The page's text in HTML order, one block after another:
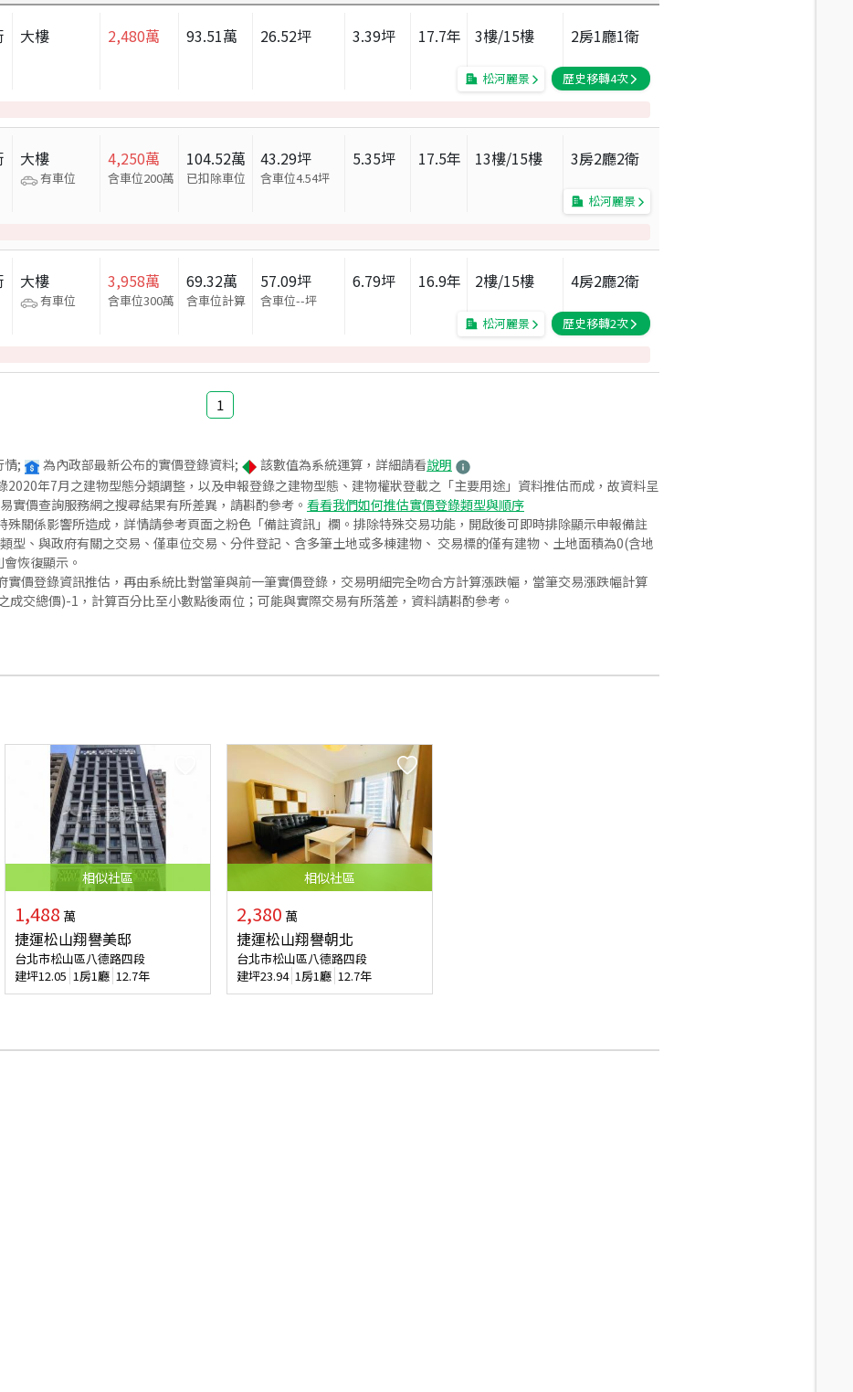
大樓 2,480萬 93.51萬 26.52坪 3.39坪 17.7年 3樓/15樓 2房1廳1衛
松河麗景 歷史移轉4次
大樓
有車位
4,250萬
含車位200萬
104.52萬
已扣除車位
43.29坪
含車位4.54坪
5.35坪 17.5年 13樓/15樓 3房2廳2衛
松河麗景
大樓
有車位
3,958萬
含車位300萬
69.32萬
含車位計算
57.09坪
含車位--坪
6.79坪 16.9年 2樓/15樓 4房2廳2衛
松河麗景 歷史移轉2次
1
情; 為內政部最新公布的實價登錄資料; 該數值為系統運算，詳細請看說明
2020年7月之建物型態分類調整，以及申報登錄之建物型態、建物權狀登載之「主要用途」資料推估而成，故資料呈
實價查詢服務網之搜尋結果有所差異，請斟酌參考。 看看我們如何推估實價登錄類型與順序
關係影響所造成，詳情請參考頁面之粉色「備註資訊」欄。排除特殊交易功能，開啟後可即時排除顯示申報備註
型、與政府有關之交易、僅車位交易、分件登記、含多筆土地或多棟建物、 交易標的僅有建物、土地面積為0(含地
恢復顯示。
實價登錄資訊推估，再由系統比對當筆與前一筆實價登錄，交易明細完全吻合方計算漲跌幅，當筆交易漲跌幅計算
交總價)-1，計算百分比至小數點後兩位；可能與實際交易有所落差，資料請斟酌參考。
相似社區
1,488 萬
捷運松山翔譽美邸
台北市松山區八德路四段
建坪12.05 1房1廳 12.7年
相似社區
2,380 萬
捷運松山翔譽朝北
台北市松山區八德路四段
建坪23.94 1房1廳 12.7年